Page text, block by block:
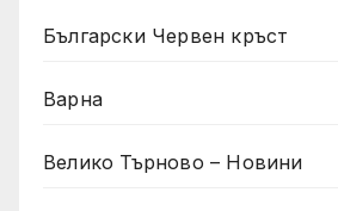
Български Червен кръст
Варна
Велико Търново – Новини